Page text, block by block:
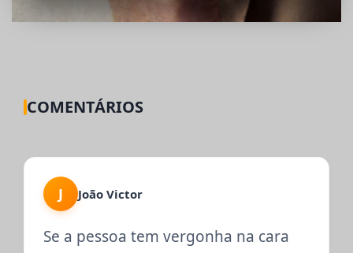
COMENTÁRIOS
J João Victor
Se a pessoa tem vergonha na cara